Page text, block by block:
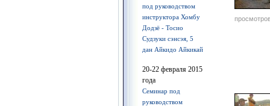
под руководством
инструктора Хомбу
Додзё - Тосио
Судзуки сэнсэя, 5
дан Айкидо Айкикай
20-22 февраля 2015
года
Семинар под
руководством